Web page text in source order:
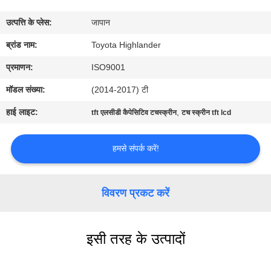
भ्रमण
गुणवत्ता
नियंत्रण
करें
उत्पत्ति के प्लेस: जापान
ब्रांड नाम: Toyota Highlander
प्रमाणन: ISO9001
मॉडल संख्या: (2014-2017) टी
हाई लाइट: tft एलसीडी कैपेसिटिव टचस्क्रीन,टच स्क्रीन tft lcd
हमसे संपर्क करें!
विवरण प्रकट करें
इसी तरह के उत्पादों